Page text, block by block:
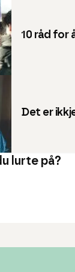
10 råd for
Det er
lurte på?